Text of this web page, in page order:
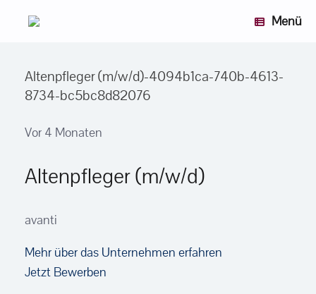
Menü
Altenpfleger (m/w/d)-4094b1ca-740b-4613-
8734-bc5bc8d82076
Vor 4 Monaten
Altenpfleger (m/w/d)
avanti
Mehr über das Unternehmen erfahren
Jetzt Bewerben